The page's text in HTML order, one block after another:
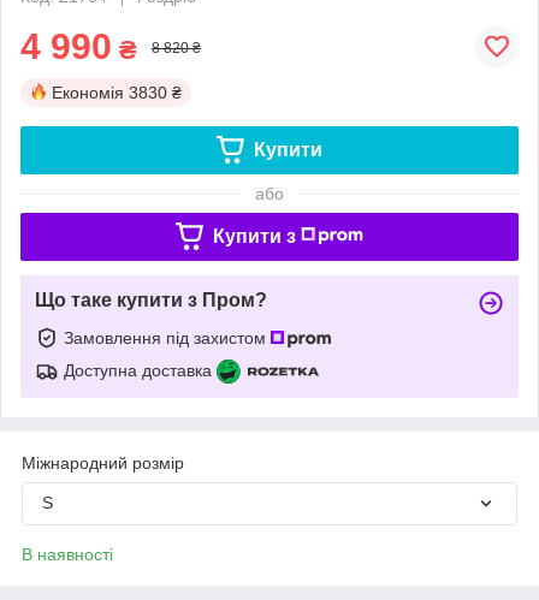
4 990 ₴ 8 820 ₴
Економія 3830 ₴
Купити
або
Купити з
Що таке купити з Пром?
Замовлення під захистом
Доступна доставка
Міжнародний розмір
S
В наявності